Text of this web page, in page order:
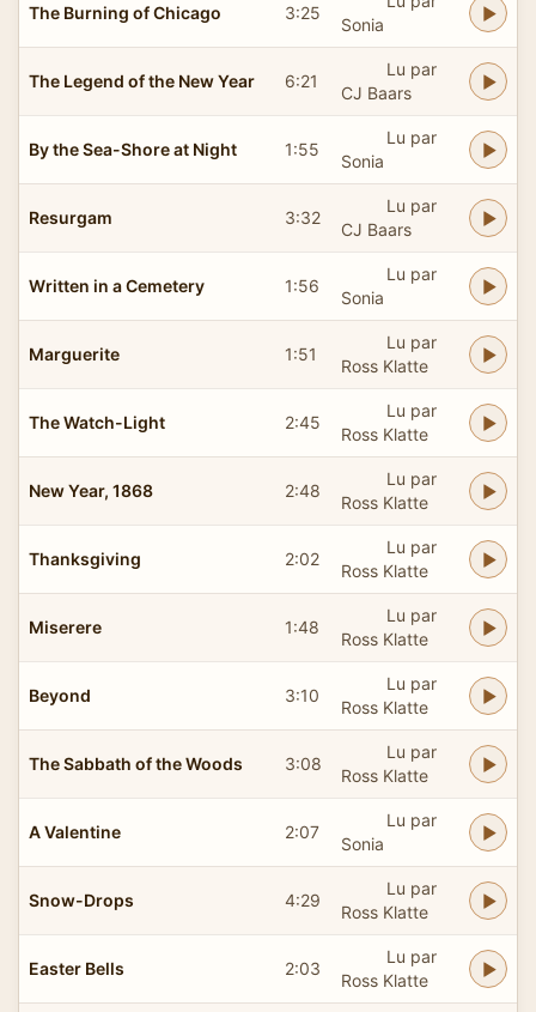
The Burning of Chicago 3:25
Sonia
The Legend of the New Year 6:21
Lu par
CJ Baars
By the Sea-Shore at Night 1:55
Lu par
Sonia
Resurgam 3:32
Lu par
CJ Baars
Written in a Cemetery 1:56
Lu par
Sonia
Marguerite 1:51
Lu par
Ross Klatte
The Watch-Light 2:45
Lu par
Ross Klatte
New Year, 1868 2:48
Lu par
Ross Klatte
Thanksgiving 2:02
Lu par
Ross Klatte
Miserere 1:48
Lu par
Ross Klatte
Beyond 3:10
Lu par
Ross Klatte
The Sabbath of the Woods 3:08
Lu par
Ross Klatte
A Valentine 2:07
Lu par
Sonia
Snow-Drops 4:29
Lu par
Ross Klatte
Easter Bells 2:03
Lu par
Ross Klatte